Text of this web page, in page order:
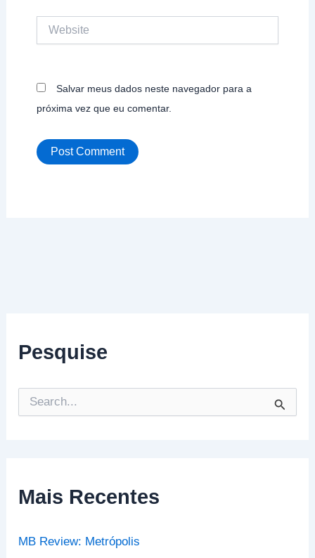
Pesquise
e
a
o
Mais Recentes
MB Review: Metrópolis
Website
Salvar meus dados neste navegador para a
próxima vez que eu comentar.